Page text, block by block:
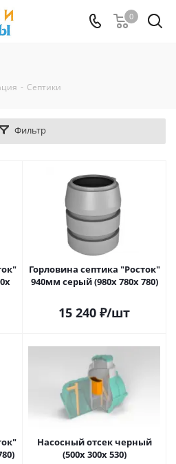
0
- Септики
Фильтр
Горловина септика "Росток"
940мм серый (980х 780х 780)
15 240 ₽/шт
Насосный отсек черный
(500х 300х 530)